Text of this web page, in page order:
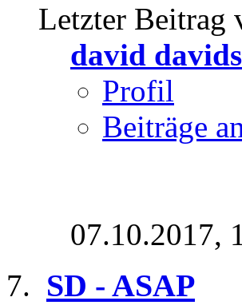
Letzter Beitrag
david
Profil
Beiträge
07.10.2017,
SD - ASAP